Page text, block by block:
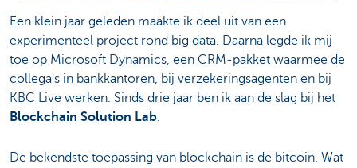
Een klein jaar geleden maakte ik deel uit van een
experimenteel project rond big data. Daarna legde ik mij
toe op Microsoft Dynamics, een CRM-pakket waarmee de
collega's in bankkantoren, bij verzekeringsagenten en bij
KBC Live werken. Sinds drie jaar ben ik aan de slag bij het
Blockchain Solution Lab.
De bekendste toepassing van blockchain is de bitcoin. Wat